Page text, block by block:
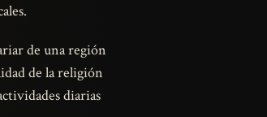
de una región
de la religión
diarias